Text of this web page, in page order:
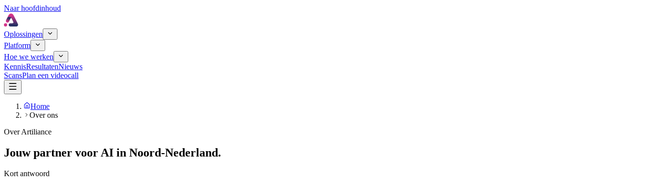
Naar hoofdinhoud
Oplossingen
Platform
Hoe we werken
KennisResultatenNieuws
ScansPlan een videocall
Home
Over ons
Over Artiliance
Jouw partner voor AI in Noord-Nederland.
Kort antwoord